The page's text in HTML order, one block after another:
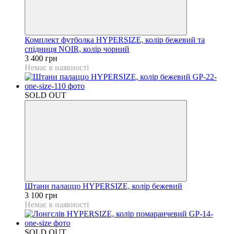
Комплект футболка HYPERSIZE, колір бежевий та
спідниця NOIR, колір чорний
3 400 грн
Немає в наявності
SOLD OUT
Штани палаццо HYPERSIZE, колір бежевий
3 100 грн
Немає в наявності
SOLD OUT